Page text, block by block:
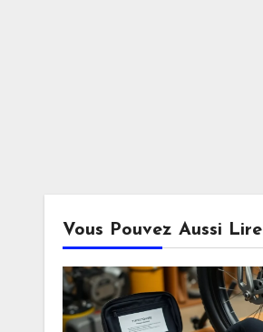
Vous Pouvez Aussi Lire